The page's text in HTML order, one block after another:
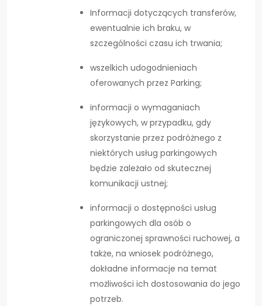
Informacji dotyczących transferów,
ewentualnie ich braku, w
szczególności czasu ich trwania;
wszelkich udogodnieniach
oferowanych przez Parking;
informacji o wymaganiach
językowych, w przypadku, gdy
skorzystanie przez podróżnego z
niektórych usług parkingowych
będzie zależało od skutecznej
komunikacji ustnej;
informacji o dostępności usług
parkingowych dla osób o
ograniczonej sprawności ruchowej, a
także, na wniosek podróżnego,
dokładne informacje na temat
możliwości ich dostosowania do jego
potrzeb.